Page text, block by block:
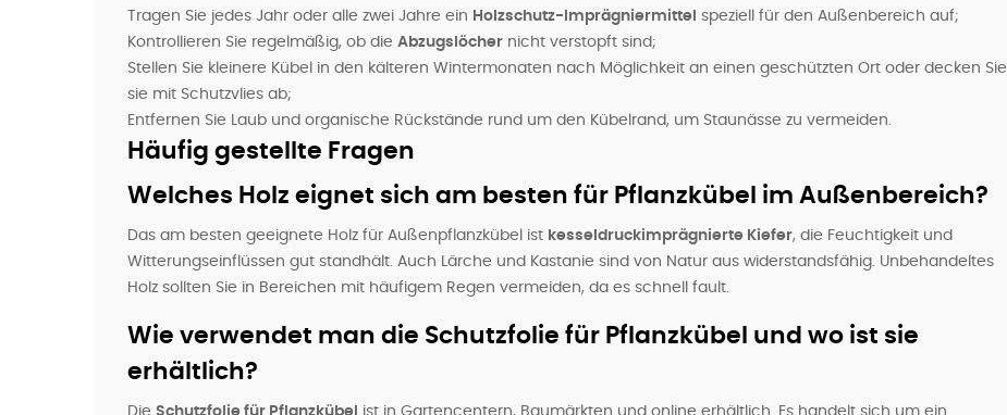
Tragen Sie jedes Jahr oder alle zwei Jahre ein Holzschutz-Imprägniermittel
speziell für den Außenbereich auf;
Kontrollieren Sie regelmäßig, ob die Abzugslöcher nicht verstopft sind;
Stellen Sie kleinere Kübel in den kälteren Wintermonaten nach Möglichkeit an einen geschützten Ort oder decken Sie
sie mit Schutzvlies ab;
Entfernen Sie Laub und organische Rückstände rund um den Kübelrand, um Staunässe zu vermeiden.
Häufig gestellte Fragen
Welches Holz eignet sich am besten für Pflanzkübel im Außenbereich?
Das am besten geeignete Holz für Außenpflanzkübel ist kesseldruckimprägnierte Kiefer, die Feuchtigkeit und
Witterungseinflüssen gut standhält. Auch Lärche und Kastanie sind von Natur aus widerstandsfähig. Unbehandeltes
Holz sollten Sie in Bereichen mit häufigem Regen vermeiden, da es schnell fault.
Wie verwendet man die Schutzfolie für Pflanzkübel und wo ist sie
erhältlich?
Die Schutzfolie für Pflanzkübel ist in Gartencentern, Baumärkten und online erhältlich. Es handelt sich um ein